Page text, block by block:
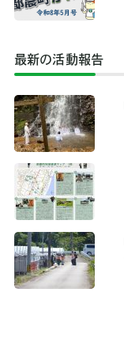
最新の活動報告